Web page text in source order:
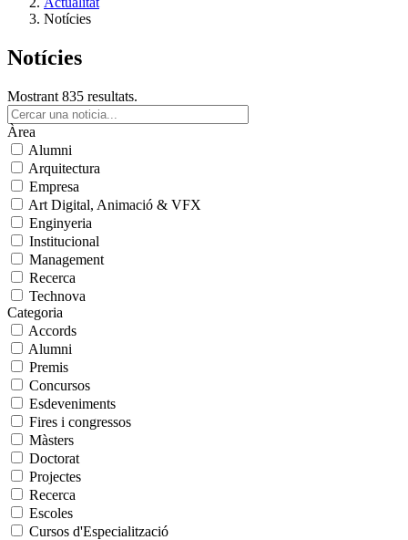
Notícies
Notícies
Mostrant 835 resultats.
Àrea
Alumni
Arquitectura
Empresa
Art Digital, Animació & VFX
Enginyeria
Institucional
Management
Recerca
Technova
Categoria
Accords
Alumni
Premis
Concursos
Esdeveniments
Fires i congressos
Màsters
Doctorat
Projectes
Recerca
Escoles
Cursos d'Especialització